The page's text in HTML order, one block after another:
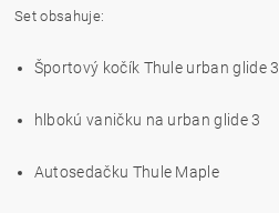
Set obsahuje:
Športový kočík Thule urban glide 3
hlbokú vaničku na urban glide 3
Autosedačku Thule Maple